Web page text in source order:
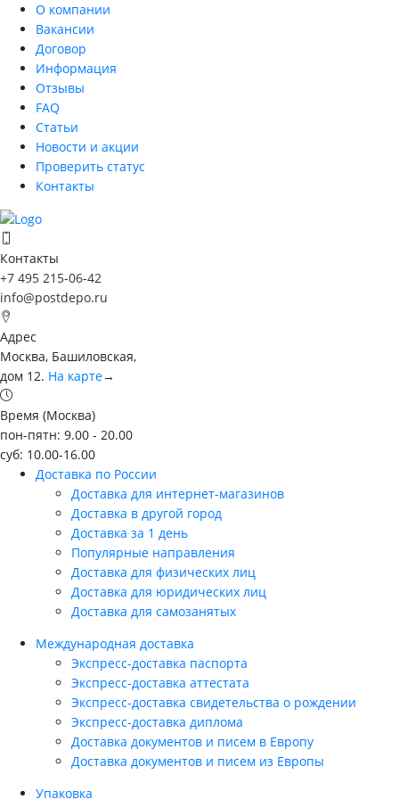
О компании
Вакансии
Договор
Информация
Отзывы
FAQ
Статьи
Новости и акции
Проверить статус
Контакты
Контакты
+7 495 215-06-42
info@postdepo.ru
Адрес
Москва, Башиловская,
дом 12. На карте→
Время (Москва)
пон-пятн: 9.00 - 20.00
суб: 10.00-16.00
Доставка по России
Доставка для интернет-магазинов
Доставка в другой город
Доставка за 1 день
Популярные направления
Доставка для физических лиц
Доставка для юридических лиц
Доставка для самозанятых
Международная доставка
Экспресс-доставка паспорта
Экспресс-доставка аттестата
Экспресс-доставка свидетельства о рождении
Экспресс-доставка диплома
Доставка документов и писем в Европу
Доставка документов и писем из Европы
Упаковка